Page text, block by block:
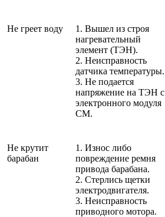
Не греет воду
1. Вышел из строя
нагревательный
элемент (ТЭН).
2. Неисправность
датчика температуры.
3. Не подается
напряжение на ТЭН с
электронного модуля
СМ.
Не крутит
барабан
1. Износ либо
повреждение ремня
привода барабана.
2. Стерлись щетки
электродвигателя.
3. Неисправность
приводного мотора.